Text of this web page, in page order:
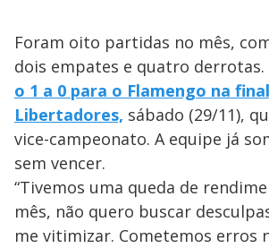
Foram oito partidas no mês,
dois empates e quatro derrotas.
o 1 a 0 para o Flamengo na
Libertadores, sábado (29/11),
vice-campeonato. A equipe já
sem vencer.
“Tivemos uma queda de
mês, não quero buscar
me vitimizar. Cometemos erros